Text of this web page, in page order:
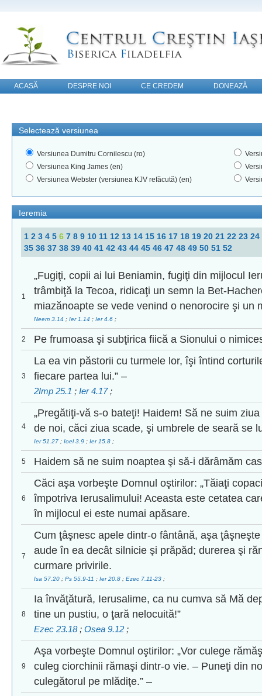
ACASĂ DESPRE NOI CE CREDEM
DONEAZĂ
Selectează versiunea
Versiunea Dumitru Cornilescu (ro)
Versiunea King James (en)
Versiunea Webster (versiunea KJV refăcută) (en)
Ieremia
1 2 3 4 5 6 7 8 9 10 11 12 13 14 15 16 17 18 19 20 21 22 23 24
35 36 37 38 39 40 41 42 43 44 45 46 47 48 49 50 51 52
1
„Fugiţi, copii ai lui Beniamin, fugiţi din mijlocul
trâmbiţă la Tecoa, ridicaţi un semn la Bet-
miazănoapte se vede venind o nenorocire şi un
Neem 3.14 ; Ier 1.14 ; Ier 4.6 ;
2 Pe frumoasa şi subţirica fiică a Sionului o
3
La ea vin păstorii cu turmele lor, îşi întind
fiecare partea lui.” –
2Imp 25.1 ; Ier 4.17 ;
4
„Pregătiţi-vă s-o bateţi! Haidem! Să ne suim
de noi, căci ziua scade, şi umbrele de seară se
Ier 51.27 ; Ioel 3.9 ; Ier 15.8 ;
5 Haidem să ne suim noaptea şi să-i dărâmăm
6
Căci aşa vorbeşte Domnul oştirilor: „Tăiaţi
împotriva Ierusalimului! Aceasta este cetatea
în mijlocul ei este numai apăsare.
7
Cum ţâşnesc apele dintr-o fântână, aşa
aude în ea decât silnicie şi prăpăd; durerea şi
curmare privirile.
Isa 57.20 ; Ps 55.9-11 ; Ier 20.8 ; Ezec 7.11-23 ;
8
Ia învăţătură, Ierusalime, ca nu cumva să Mă
tine un pustiu, o ţară nelocuită!”
Ezec 23.18 ; Osea 9.12 ;
9
Aşa vorbeşte Domnul oştirilor: „Vor culege
culeg ciorchinii rămaşi dintr-o vie. – Puneţi din
culegătorul pe mlădiţe.” –